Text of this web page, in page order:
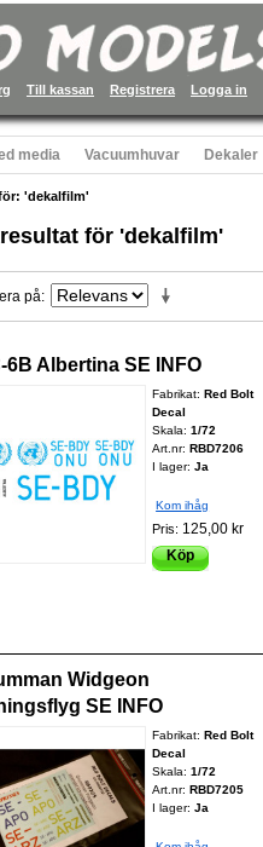
Till kassan Registrera Logga in
media Vacuumhuvar Dekaler
'dekalfilm'
för 'dekalfilm'
på
6B Albertina SE INFO
Fabrikat:Red Bolt
Decal
Skala:1/72
Art.nr:RBD7206
I lager: Ja
Kom ihåg
Pris: 125,00 kr
Köp
Widgeon
SE INFO
Fabrikat:Red Bolt
Decal
Skala:1/72
Art.nr:RBD7205
I lager: Ja